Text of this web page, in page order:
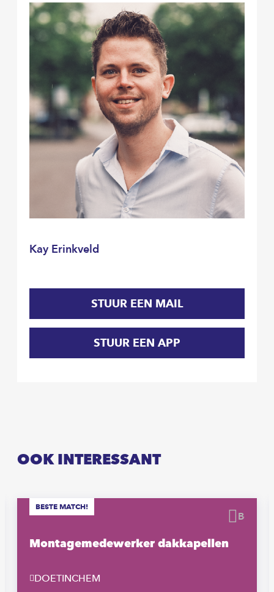
Kay Erinkveld
STUUR EEN MAIL
STUUR EEN APP
OOK INTERESSANT
Montagemedewerker dakkapellen
DOETINCHEM
BESTE MATCH!